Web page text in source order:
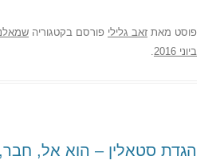
פוסט מאת זאב גלילי פורסם בקטגוריה
ביוני 2016
הגדת סטאלין – הוא אל,